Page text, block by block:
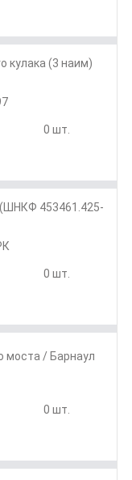
кулака (3 наим)
0 шт.
453461.425-
0 шт.
моста / Барнаул
0 шт.